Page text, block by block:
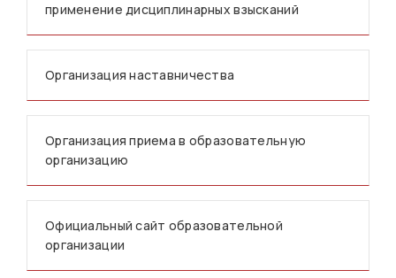
применение дисциплинарных взысканий
Организация наставничества
Организация приема в образовательную
организацию
Официальный сайт образовательной
организации